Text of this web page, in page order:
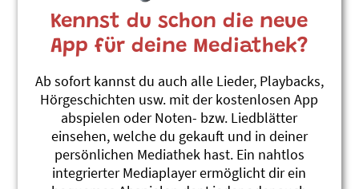
Kennst du schon die neue
App für deine Mediathek?
Ab sofort kannst du auch alle Lieder, Playbacks,
Hörgeschichten usw. mit der kostenlosen App
abspielen oder Noten- bzw. Liedblätter
einsehen, welche du gekauft und in deiner
persönlichen Mediathek hast. Ein nahtlos
integrierter Mediaplayer ermöglicht dir ein